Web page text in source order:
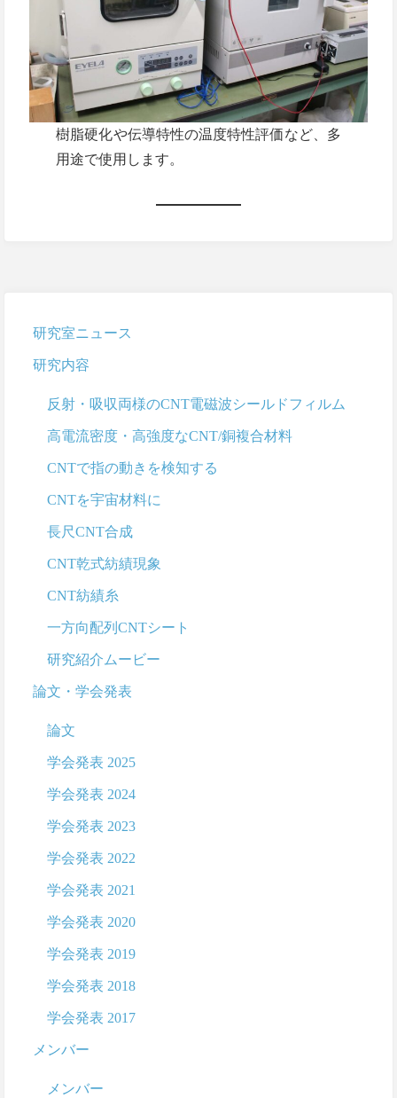
樹脂硬化や伝導特性の温度特性評価など、多
用途で使用します。
研究室ニュース
研究内容
反射・吸収両様のCNT電磁波シールドフィルム
高電流密度・高強度なCNT/銅複合材料
CNTで指の動きを検知する
CNTを宇宙材料に
長尺CNT合成
CNT乾式紡績現象
CNT紡績糸
一方向配列CNTシート
研究紹介ムービー
論文・学会発表
論文
学会発表 2025
学会発表 2024
学会発表 2023
学会発表 2022
学会発表 2021
学会発表 2020
学会発表 2019
学会発表 2018
学会発表 2017
メンバー
メンバー